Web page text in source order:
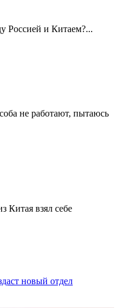
Россией и Китаем?...
не работают, пытаюсь
Китая взял себе
новый отдел